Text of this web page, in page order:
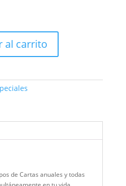
al carrito
de Cartas anuales y todas